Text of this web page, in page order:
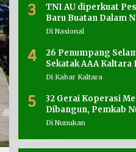
3
TNI AU diperkuat
Baru Buatan Dalam
Di Nasional
4
26 Penumpang
Sekatak AAA Kaltara
Di Kabar Kaltara
5
32 Gerai Koperasi
Dibangun, Pemkab
Penyediaan Lahan
Di Nunukan